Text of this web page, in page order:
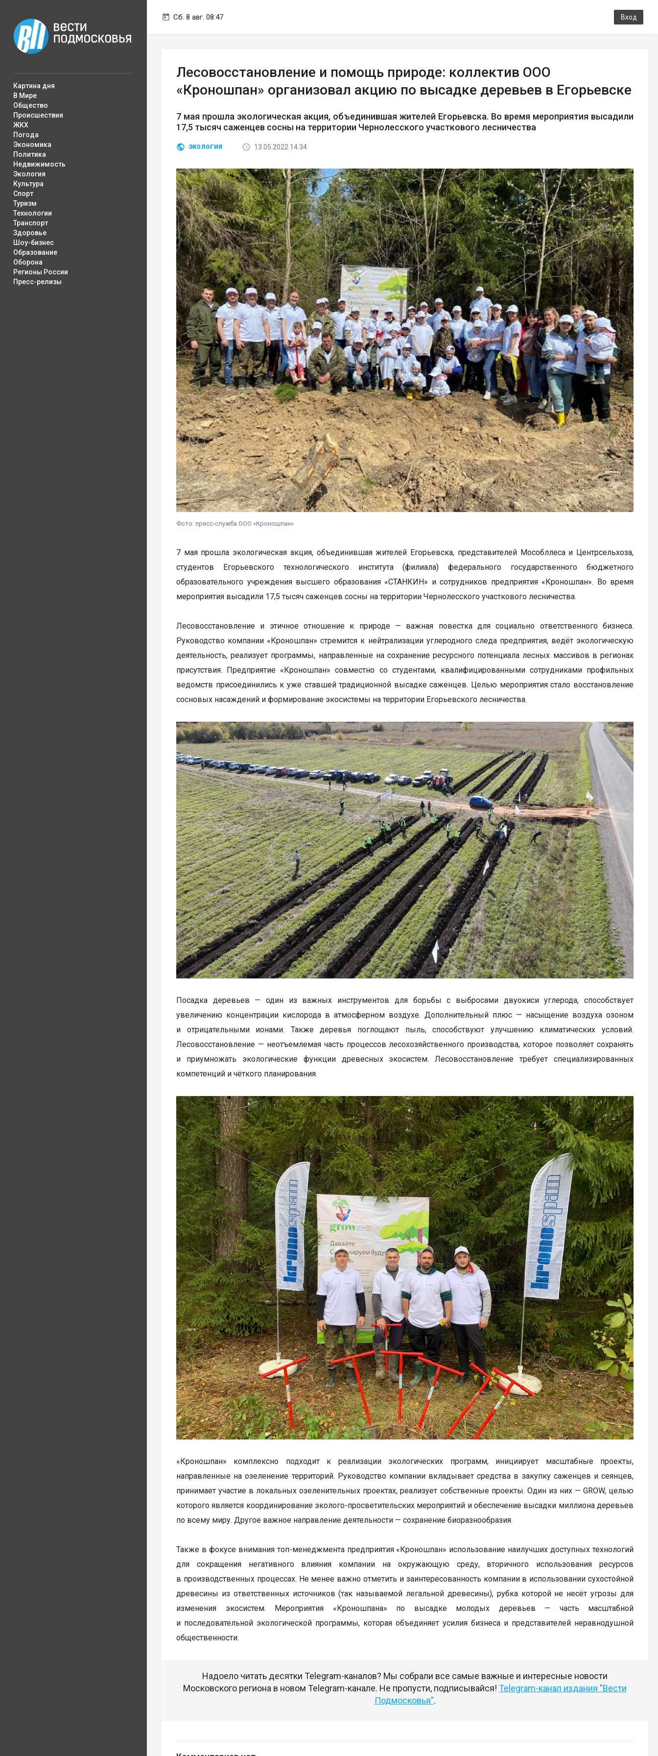
Сб. 8 авг. 08:47 Вход
Картина дня
В Мире
Общество
Происшествия
ЖКХ
Погода
Экономика
Политика
Недвижимость
Экология
Культура
Спорт
Туризм
Технологии
Транспорт
Здоровье
Шоу-бизнес
Образование
Оборона
Регионы России
Пресс-релизы
Лесовосстановление и помощь природе: коллектив ООО
«Кроношпан» организовал акцию по высадке деревьев в Егорьевске
7 мая прошла экологическая акция, объединившая жителей Егорьевска. Во время мероприятия высадили
17,5 тысяч саженцев сосны на территории Чернолесского участкового лесничества
ЭКОЛОГИЯ 13.05.2022 14:34
Фото: пресс-служба ООО «Кроношпан»
7 мая прошла экологическая акция, объединившая жителей Егорьевска, представителей Мособллеса и Центрсельхоза,
студентов Егорьевского технологического института (филиала) федерального государственного бюджетного
образовательного учреждения высшего образования «СТАНКИН» и сотрудников предприятия «Кроношпан». Во время
мероприятия высадили 17,5 тысяч саженцев сосны на территории Чернолесского участкового лесничества.
Лесовосстановление и этичное отношение к природе — важная повестка для социально ответственного бизнеса.
Руководство компании «Кроношпан» стремится к нейтрализации углеродного следа предприятия, ведёт экологическую
деятельность, реализует программы, направленные на сохранение ресурсного потенциала лесных массивов в регионах
присутствия. Предприятие «Кроношпан» совместно со студентами, квалифицированными сотрудниками профильных
ведомств присоединились к уже ставшей традиционной высадке саженцев. Целью мероприятия стало восстановление
сосновых насаждений и формирование экосистемы на территории Егорьевского лесничества.
Посадка деревьев — один из важных инструментов для борьбы с выбросами двуокиси углерода, способствует
увеличению концентрации кислорода в атмосферном воздухе. Дополнительный плюс — насыщение воздуха озоном
и отрицательными ионами. Также деревья поглощают пыль, способствуют улучшению климатических условий.
Лесовосстановление — неотъемлемая часть процессов лесохозяйственного производства, которое позволяет сохранять
и приумножать экологические функции древесных экосистем. Лесовосстановление требует специализированных
компетенций и чёткого планирования.
«Кроношпан» комплексно подходит к реализации экологических программ, инициирует масштабные проекты,
направленные на озеленение территорий. Руководство компании вкладывает средства в закупку саженцев и сеянцев,
принимает участие в локальных озеленительных проектах, реализует собственные проекты. Один из них — GROW, целью
которого является координирование эколого-просветительских мероприятий и обеспечение высадки миллиона деревьев
по всему миру. Другое важное направление деятельности — сохранение биоразнообразия.
Также в фокусе внимания топ-менеджмента предприятия «Кроношпан» использование наилучших доступных технологий
для сокращения негативного влияния компании на окружающую среду, вторичного использования ресурсов
в производственных процессах. Не менее важно отметить и заинтересованность компании в использовании сухостойной
древесины из ответственных источников (так называемой легальной древесины), рубка которой не несёт угрозы для
изменения экосистем. Мероприятия «Кроношпана» по высадке молодых деревьев — часть масштабной
и последовательной экологической программы, которая объединяет усилия бизнеса и представителей неравнодушной
общественности.
Надоело читать десятки Telegram-каналов? Мы собрали все самые важные и интересные новости
Московского региона в новом Telegram-канале. Не пропусти, подписывайся! Telegram-канал издания "Вести
Подмосковья".